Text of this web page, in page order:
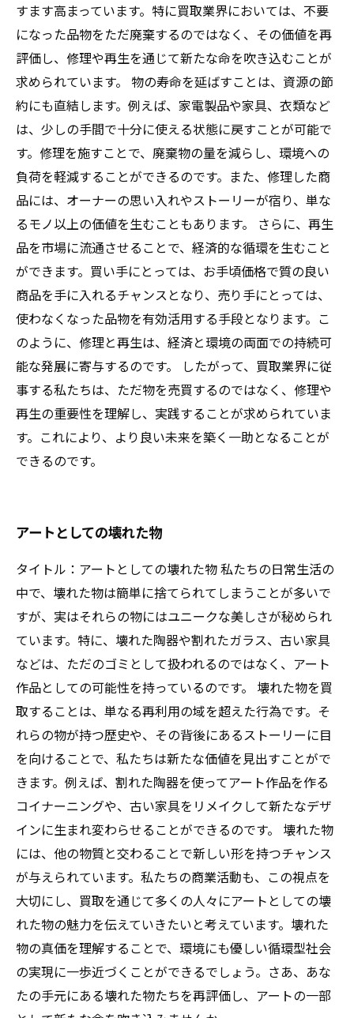
すます高まっています。特に買取業界においては、不要
になった品物をただ廃棄するのではなく、その価値を再
評価し、修理や再生を通じて新たな命を吹き込むことが
求められています。 物の寿命を延ばすことは、資源の節
約にも直結します。例えば、家電製品や家具、衣類など
は、少しの手間で十分に使える状態に戻すことが可能で
す。修理を施すことで、廃棄物の量を減らし、環境への
負荷を軽減することができるのです。また、修理した商
品には、オーナーの思い入れやストーリーが宿り、単な
るモノ以上の価値を生むこともあります。 さらに、再生
品を市場に流通させることで、経済的な循環を生むこと
ができます。買い手にとっては、お手頃価格で質の良い
商品を手に入れるチャンスとなり、売り手にとっては、
使わなくなった品物を有効活用する手段となります。こ
のように、修理と再生は、経済と環境の両面での持続可
能な発展に寄与するのです。 したがって、買取業界に従
事する私たちは、ただ物を売買するのではなく、修理や
再生の重要性を理解し、実践することが求められていま
す。これにより、より良い未来を築く一助となることが
できるのです。
アートとしての壊れた物
タイトル：アートとしての壊れた物 私たちの日常生活の
中で、壊れた物は簡単に捨てられてしまうことが多いで
すが、実はそれらの物にはユニークな美しさが秘められ
ています。特に、壊れた陶器や割れたガラス、古い家具
などは、ただのゴミとして扱われるのではなく、アート
作品としての可能性を持っているのです。 壊れた物を買
取することは、単なる再利用の域を超えた行為です。そ
れらの物が持つ歴史や、その背後にあるストーリーに目
を向けることで、私たちは新たな価値を見出すことがで
きます。例えば、割れた陶器を使ってアート作品を作る
コイナーニングや、古い家具をリメイクして新たなデザ
インに生まれ変わらせることができるのです。 壊れた物
には、他の物質と交わることで新しい形を持つチャンス
が与えられています。私たちの商業活動も、この視点を
大切にし、買取を通じて多くの人々にアートとしての壊
れた物の魅力を伝えていきたいと考えています。壊れた
物の真価を理解することで、環境にも優しい循環型社会
の実現に一歩近づくことができるでしょう。さあ、あな
たの手元にある壊れた物たちを再評価し、アートの一部